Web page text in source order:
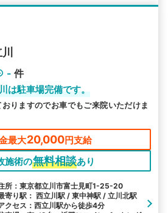
- 件
は駐車場完備です。
りますのでお車でもご来院いただけま
最大20,000円支給
施術の無料相談あり
所：東京都立川市富士見町1-25-20
寄り駅： 西立川駅 / 東中神駅 / 立川北駅
クセス：西立川駅から徒歩4分